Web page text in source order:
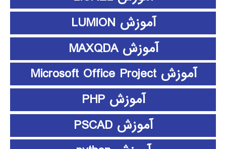
آموزش LUMION
آموزش MAXQDA
آموزش Microsoft Office Project
آموزش PHP
آموزش PSCAD